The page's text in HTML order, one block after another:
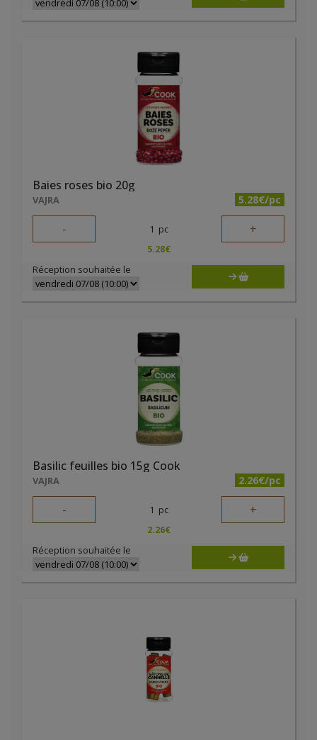
Baies roses bio 20g
VAJRA 5.28€/pc
- 1 pc +
5.28€
Réception souhaitée le
Basilic feuilles bio 15g Cook
VAJRA 2.26€/pc
- 1 pc +
2.26€
Réception souhaitée le